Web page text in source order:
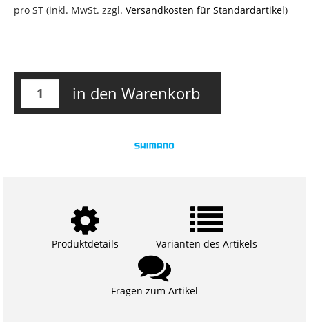
pro ST (inkl. MwSt. zzgl. Versandkosten für Standardartikel)
in den Warenkorb
Produktdetails Varianten des Artikels
Fragen zum Artikel